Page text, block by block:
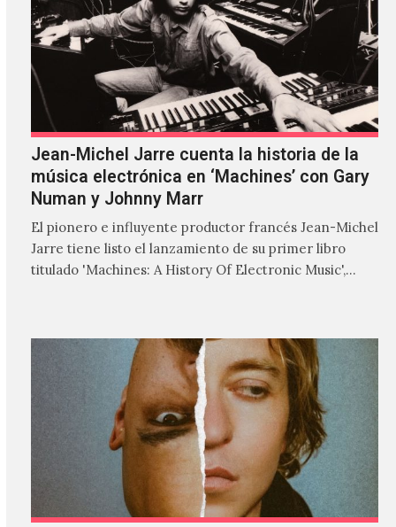
Jean-Michel Jarre cuenta la historia de la
música electrónica en ‘Machines’ con Gary
Numan y Johnny Marr
El pionero e influyente productor francés Jean-Michel
Jarre tiene listo el lanzamiento de su primer libro
titulado 'Machines: A History Of Electronic Music',